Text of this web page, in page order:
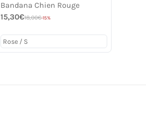
Bandana Chien Rouge
15,30€18,00€-15%